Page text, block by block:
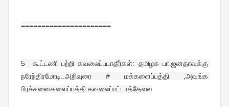
======================
5 கூட்டணி பற்றி கவலைப்படாதீர்கள்: தமிழக பா.ஜனதாவுக்கு
நரேந்திரமோடி..அறிவுரை # மக்களைப்பத்தி ,அவங்க
பிரச்சனைகளைப்பத்தி கவலைப்பட்டாத்தேவல